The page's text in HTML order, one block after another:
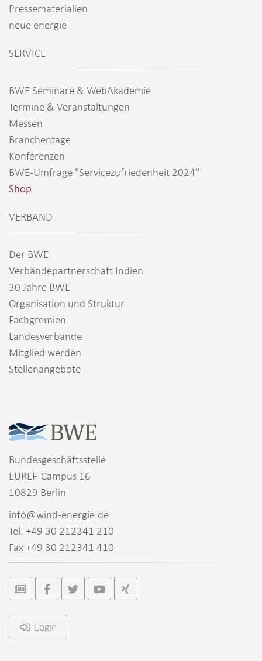
Pressematerialien
neue energie
SERVICE
BWE Seminare & WebAkademie
Termine & Veranstaltungen
Messen
Branchentage
Konferenzen
BWE-Umfrage "Servicezufriedenheit 2024"
Shop
VERBAND
Der BWE
Verbändepartnerschaft Indien
30 Jahre BWE
Organisation und Struktur
Fachgremien
Landesverbände
Mitglied werden
Stellenangebote
Bundesgeschäftsstelle
EUREF-Campus 16
10829 Berlin
info@wind-energie.de
Tel. +49 30 212341 210
Fax +49 30 212341 410
Login